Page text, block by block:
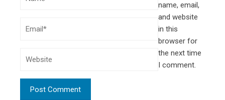
name, email,
and website
in this
browser for
the next time
I comment.